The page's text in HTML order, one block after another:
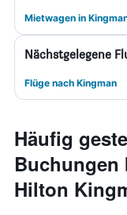
Mietwagen in
Nächstgelegene
Flüge nach Kingman
Häufig
Buchungen
Hilton